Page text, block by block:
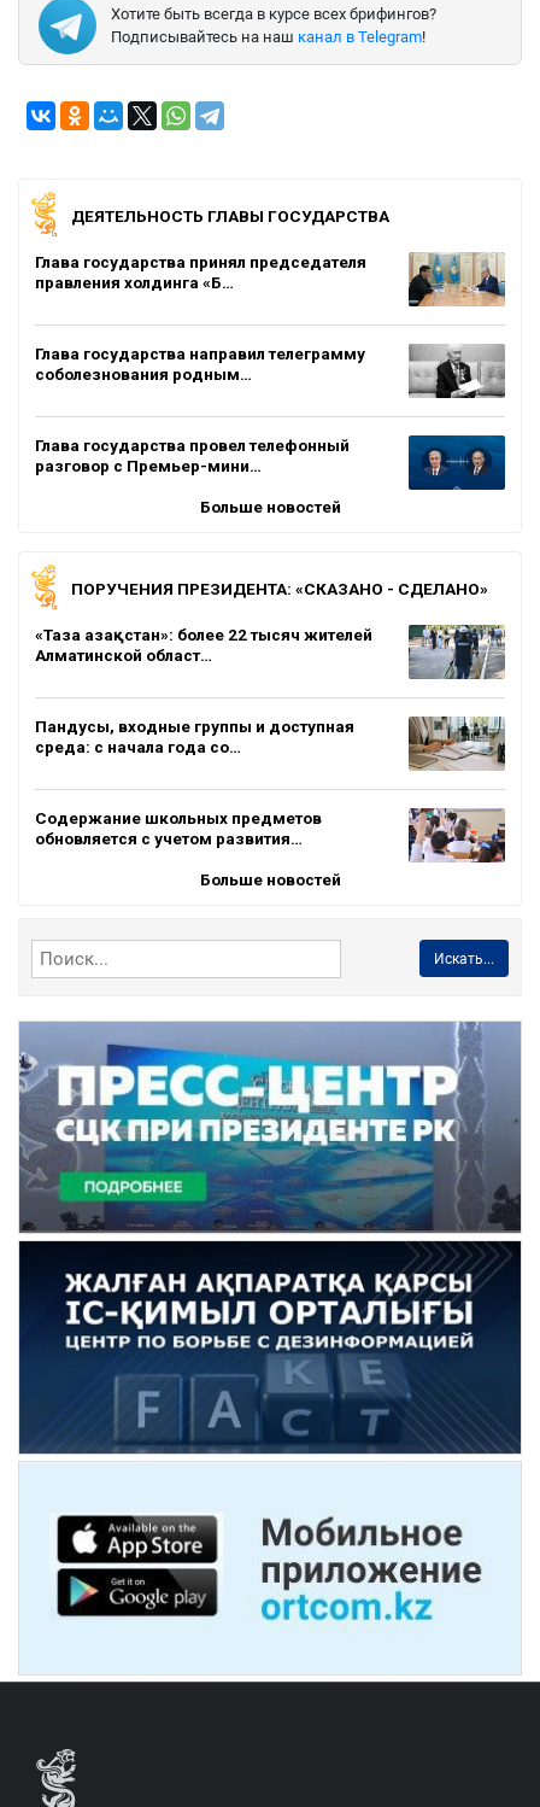
Хотите быть всегда в курсе всех брифингов?
Подписывайтесь на наш канал в Telegram!
ДЕЯТЕЛЬНОСТЬ ГЛАВЫ ГОСУДАРСТВА
Глава государства принял председателя
правления холдинга «Б…
Глава государства направил телеграмму
соболезнования родным…
Глава государства провел телефонный
разговор с Премьер-мини…
Больше новостей
ПОРУЧЕНИЯ ПРЕЗИДЕНТА: «СКАЗАНО - СДЕЛАНО»
«Таза Қазақстан»: более 22 тысяч жителей
Алматинской област…
Пандусы, входные группы и доступная
среда: с начала года со…
Содержание школьных предметов
обновляется с учетом развития…
Больше новостей
Искать...